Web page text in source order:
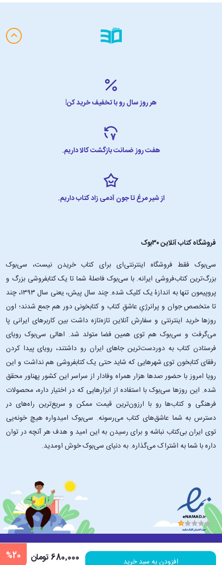
افزودن به سبد خرید 680٬000 تومان %20
هر روز سال رو با تخفیف خرید کن!
هفت روز ضمانت بازگشت کالا داریم.
از شیر مرغ تا جون آدمی زاد کتاب داریم.
فروشگاه کتاب آنلاین ۳۰بوک
سی‌بوک فقط فروشگاه اینترنتی‌ای برای کتاب خریدن نیست، سی‌بوک
بزرگ‌ترین کتاب‌فروشی ایرانه. با سی‌بوک فاصلۀ شما تا یک کتابفروشی بزرگ و
پروپیمون تنها به اندازۀ یک کلیک شده. چند سال پیش، یعنی سال ۱۳۹۳، چند
تا متخصص جوان و پرانرژیِ عاشقِ کتاب و کتابخونی دور هم جمع شدند؛ اون‌
روزها خرید اینترنتی و سفارش آنلاین تازه‌تازه داشت بین کاربرهای ایرانی پا
می‌گرفت و سی‌بوک هم توی همین فضا متولد شد. اهالی سی‌بوک رویای
فرستادن کتاب به دوردست‌ترین جاهای ایران رو داشتند، رویای پیدا کردن
رفقای کتابخون توی شهرهایی که شاید حتی یک کتابفروشی هم نداشت و این
رویا امروز با حضور صدها هزار همراه وفادار از سراسر این کشور پهناور محقق
شده. این ‌روزها سی‌بوک با استفاده از ابزارهایی که در اختیار داره، محصولات
فرهنگی و کتاب‌ها رو با ارزون‌ترین قیمت ممکن و سریع‌ترین راه‌های در
دسترس به شما عاشق‌های کتاب می‌رسونه. سی‌بوک امیدواره هیچ خونه‌یی
توی ایران بی‌کتاب نباشه و برای رسیدن به این امید و هدف هر آنچه در توان
داره با شما به اشتراک می‌گذاره. به دنیای سی‌بوک خوش اومدید.
درباره ۳۰بوک تماس با ما سایر لینک‌ها